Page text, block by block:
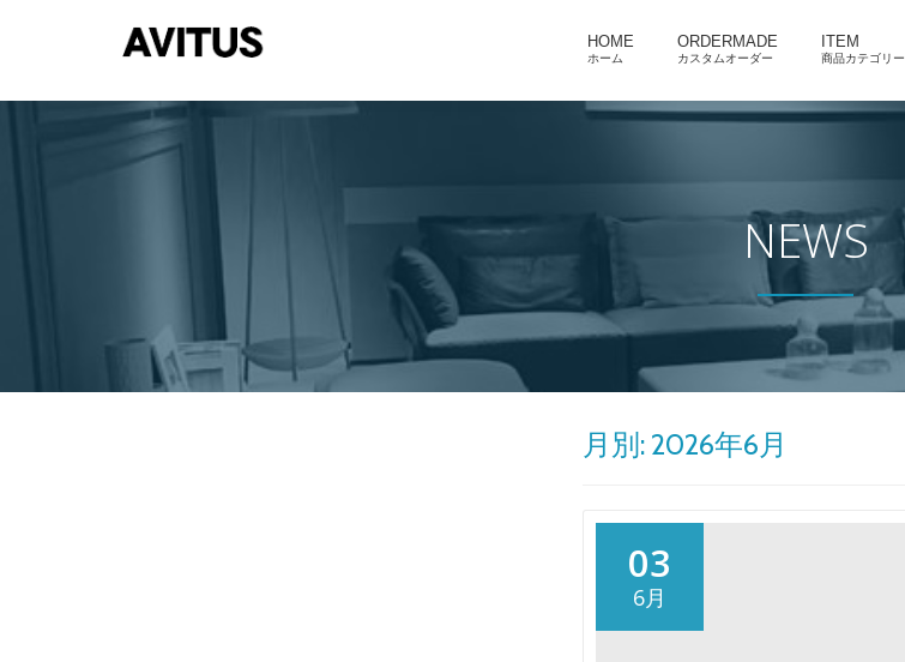
HOME
ホーム
ORDERMADE
カスタムオーダー
ITEM
商品カテゴリー
NEWS
月別: 2026年6月
03
6月